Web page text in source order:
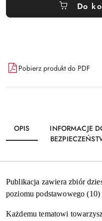
Do
Dostępność
i
dostawa
Pobierz produkt do PDF
OPIS
INFORMACJE
Publikacja zawiera zbiór
poziomu podstawowego (10)
Każdemu tematowi